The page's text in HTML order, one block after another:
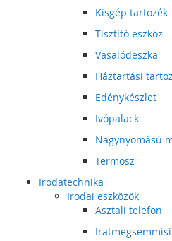
Kisgép tartozék
Tisztító eszköz
Vasalódeszka
Háztartási
Edénykészlet
Ivópalack
Nagynyomású
Termosz
Irodatechnika
Irodai eszközök
Asztali telefon